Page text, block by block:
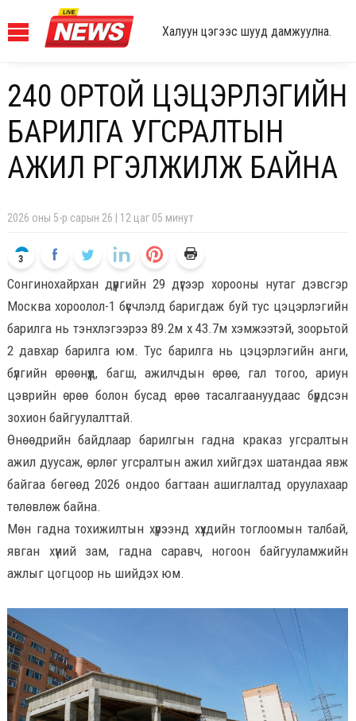
Халуун цэгээс шууд дамжуулна.
240 ОРТОЙ ЦЭЦЭРЛЭГИЙН
БАРИЛГА УГСРАЛТЫН
АЖИЛ ҮРГЭЛЖИЛЖ БАЙНА
2026 оны 5-р сарын 26 | 12 цаг 05 минут
3
Сонгинохайрхан дүүргийн 29 дүгээр хорооны нутаг дэвсгэр
Москва хороолол-1 бүсчлэлд баригдаж буй тус цэцэрлэгийн
барилга нь тэнхлэгээрээ 89.2м x 43.7м хэмжээтэй, зоорьтой
2 давхар барилга юм. Тус барилга нь цэцэрлэгийн анги,
бүлгийн өрөөнүүд, багш, ажилчдын өрөө, гал тогоо, ариун
цэврийн өрөө болон бусад өрөө тасалгаануудаас бүрдсэн
зохион байгуулалттай.
Өнөөдрийн байдлаар барилгын гадна краказ угсралтын
ажил дуусаж, өрлөг угсралтын ажил хийгдэх шатандаа явж
байгаа бөгөөд 2026 ондоо багтаан ашиглалтад оруулахаар
төлөвлөж байна.
Мөн гадна тохижилтын хүрээнд хүүхдийн тоглоомын талбай,
явган хүний зам, гадна саравч, ногоон байгууламжийн
ажлыг цогцоор нь шийдэх юм.